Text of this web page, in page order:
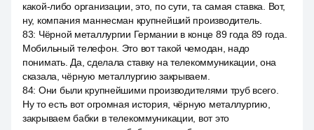
какой-либо организации, это, по сути, та самая ставка. Вот,
ну, компания маннесман крупнейший производитель.
83: Чёрной металлургии Германии в конце 89 года 89 года.
Мобильный телефон. Это вот такой чемодан, надо
понимать. Да, сделала ставку на телекоммуникации, она
сказала, чёрную металлургию закрываем.
84: Они были крупнейшими производителями труб всего.
Ну то есть вот огромная история, чёрную металлургию,
закрываем бабки в телекоммуникации, вот это